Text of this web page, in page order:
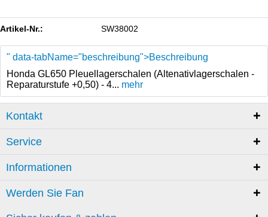
Artikel-Nr.: SW38002
" data-tabName="beschreibung">Beschreibung
Honda GL650 Pleuellagerschalen (Altenativlagerschalen -
Reparaturstufe +0,50) - 4... mehr
Kontakt
Service
Informationen
Werden Sie Fan